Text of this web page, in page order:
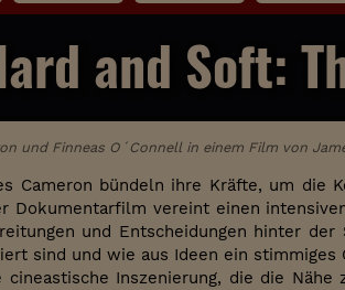
and Soft:
und Finneas O´Connell in einem Film von
Cameron bündeln ihre Kräfte, um die
Dokumentarfilm vereint einen
und Entscheidungen hinter
sind und wie aus Ideen ein
cineastische Inszenierung, die die